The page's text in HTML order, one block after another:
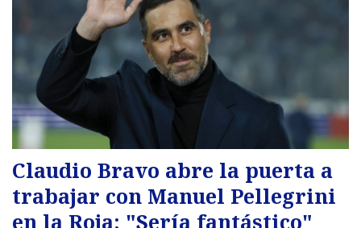
Claudio Bravo abre la puerta a
trabajar con Manuel Pellegrini
en la Roja: "Sería fantástico"